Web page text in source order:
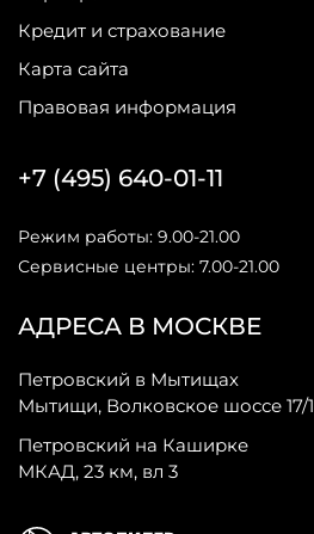
Кредит и страхование
Карта сайта
Правовая информация
АДРЕСА В МОСКВЕ
Петровский в Мытищах
Мытищи, Волковское шоссе 17/1
Петровский на Каширке
МКАД, 23 км, вл 3
+7 (495) 640-01-11
Режим работы: 9.00-21.00
Сервисные центры: 7.00-21.00